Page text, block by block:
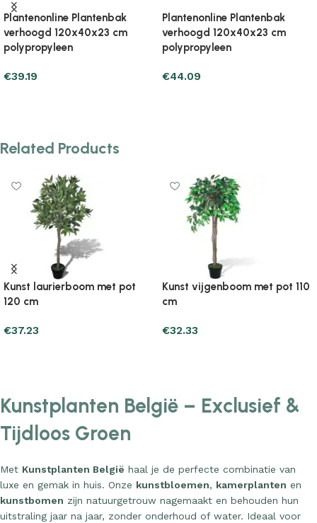
Plantenonline Plantenbak
verhoogd 120x40x38 cm
polypropyleen
€57.81
Plantenonline Plantenbak
verhoogd 120x40x38 cm
polypropyleen
€50.95
Related Products
Kunst laurierboom met pot
120 cm
€37.23
Kunst vijgenboom met pot 110
cm
€32.33
Kunstplanten België – Exclusief &
Tijdloos Groen
Met Kunstplanten België haal je de perfecte combinatie van
luxe en gemak in huis. Onze kunstbloemen, kamerplanten en
kunstbomen zijn natuurgetrouw nagemaakt en behouden hun
uitstraling jaar na jaar, zonder onderhoud of water. Ideaal voor